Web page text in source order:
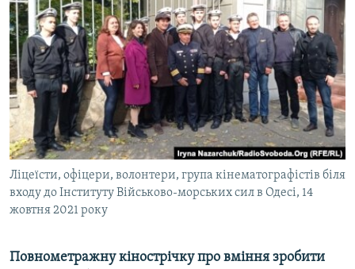
ДЕПОРТАЦІЯ
ВІДЕОУРОКИ «ELIFBE»
СВІДЧЕННЯ ОКУПАЦІЇ
УКРАЇНСЬКА ПРОБЛЕМА КРИМУ
ІНФОГРАФІКА
ЯК ОБІЙТИ БЛОКУВАННЯ
Русский
Qırımtatar
ДОЛУЧАЙСЯ!
Усі сайти RFE/RL
Ліцеїсти, офіцери, волонтери, група кінематографістів біля
входу до Інституту Військово-морських сил в Одесі, 14
жовтня 2021 року
Повнометражну кінострічку про вміння зробити